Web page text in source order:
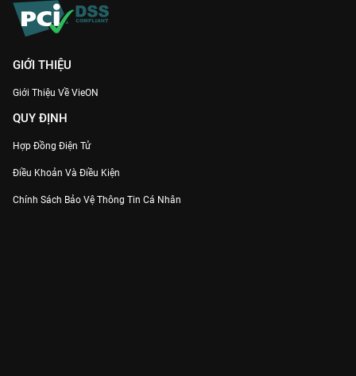
GIỚI THIỆU
Giới Thiệu Về VieON
QUY ĐỊNH
Hợp Đồng Điện Tử
Điều Khoản Và Điều Kiện
Chính Sách Bảo Vệ Thông Tin Cá Nhân